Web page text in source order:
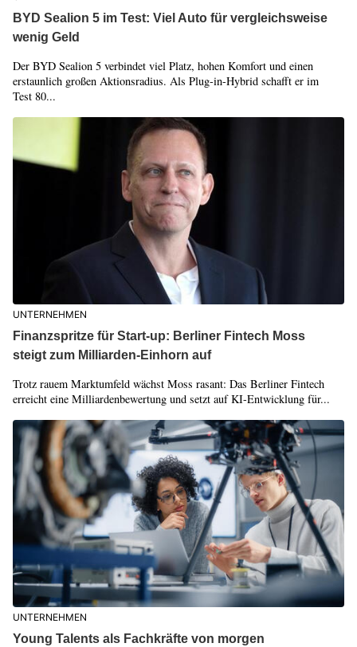
BYD Sealion 5 im Test: Viel Auto für vergleichsweise
wenig Geld
Der BYD Sealion 5 verbindet viel Platz, hohen Komfort und einen
erstaunlich großen Aktionsradius. Als Plug-in-Hybrid schafft er im
Test 80...
UNTERNEHMEN
Finanzspritze für Start-up: Berliner Fintech Moss
steigt zum Milliarden-Einhorn auf
Trotz rauem Marktumfeld wächst Moss rasant: Das Berliner Fintech
erreicht eine Milliardenbewertung und setzt auf KI-Entwicklung für...
UNTERNEHMEN
Young Talents als Fachkräfte von morgen